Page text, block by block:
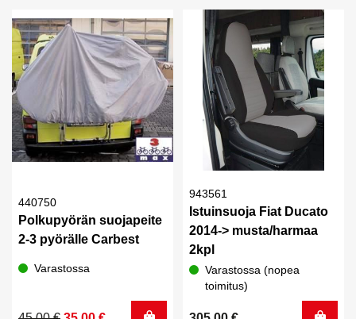
440750
Polkupyörän suojapeite
2-3 pyörälle Carbest
Varastossa
943561
Istuinsuoja Fiat Ducato
2014-> musta/harmaa
2kpl
Varastossa (nopea
toimitus)